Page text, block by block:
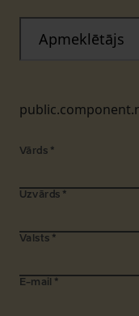
Apmeklētājs
Vārds *
Uzvārds *
Valsts *
E-mail *